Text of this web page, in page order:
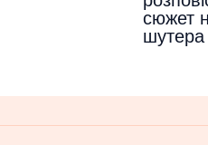
сюжет
шутера